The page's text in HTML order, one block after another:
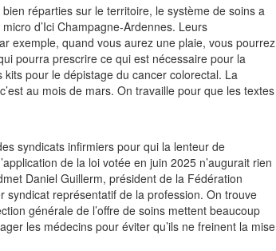
réparties sur le territoire, le système de soins a
d’Ici Champagne-Ardennes. Leurs
exemple, quand vous aurez une plaie, vous pourrez
pourra prescrire ce qui est nécessaire pour la
pour le dépistage du cancer colorectal. La
au mois de mars. On travaille pour que les textes
syndicats infirmiers pour qui la lenteur de
de la loi votée en juin 2025 n’augurait rien
Daniel Guillerm, président de la Fédération
syndicat représentatif de la profession. On trouve
générale de l’offre de soins mettent beaucoup
les médecins pour éviter qu’ils ne freinent la mise